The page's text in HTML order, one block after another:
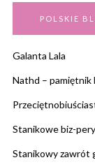
POLSKIE
Galanta Lala
Nathd –
Stanikowe biz-
Stanikowy zawrót